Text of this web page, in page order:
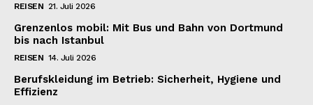
REISEN 21. Juli 2026
Grenzenlos mobil: Mit Bus und Bahn von Dortmund
bis nach Istanbul
REISEN 14. Juli 2026
Berufskleidung im Betrieb: Sicherheit, Hygiene und
Effizienz